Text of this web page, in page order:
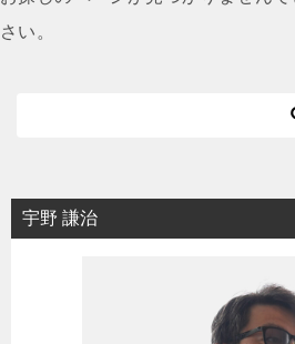
さい。
宇野 謙治